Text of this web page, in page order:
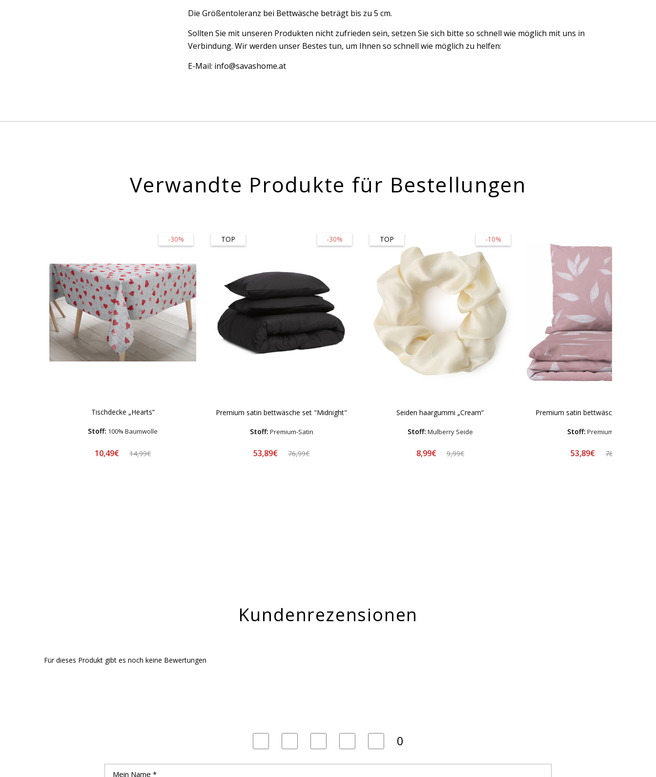
Die Größentoleranz bei Bettwäsche beträgt bis zu 5 cm.
Sollten Sie mit unseren Produkten nicht zufrieden sein, setzen Sie sich bitte so schnell wie möglich mit uns in
Verbindung. Wir werden unser Bestes tun, um Ihnen so schnell wie möglich zu helfen:
E-Mail: info@savashome.at
Verwandte Produkte für Bestellungen
-30%
Tischdecke „Hearts“
Stoff: 100% Baumwolle
10,49€ 14,99€
-30%
TOP
Premium satin bettwäsche set "Midnight"
Stoff: Premium-Satin
53,89€ 76,99€
-10%
TOP
Seiden haargummi „Cream“
Stoff: Mulberry Seide
8,99€ 9,99€
Premium satin bettwäsche set
Stoff: Premium-Satin
53,89€ 76,99€
Kundenrezensionen
Für dieses Produkt gibt es noch keine Bewertungen
0